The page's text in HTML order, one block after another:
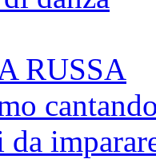
RUSSA
da